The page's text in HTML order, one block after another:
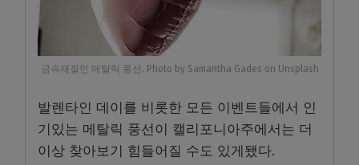
금속재질인 메탈릭 풍선. Photo by Samantha Gades on Unsplash
발렌타인 데이를 비롯한 모든 이벤트들에서 인
기있는 메탈릭 풍선이 캘리포니아주에서는 더
이상 찾아보기 힘들어질 수도 있게됐다.